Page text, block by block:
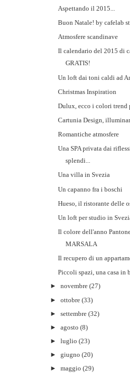
Aspettando il 2015...
Buon Natale! by cafelab
Atmosfere scandinave
Il calendario del 2015 di
GRATIS!
Un loft dai toni caldi ad
Christmas Inspiration
Dulux, ecco i colori trend
Cartunia Design,
Romantiche atmosfere
Una SPA privata dai
splendi...
Una villa in Svezia
Un capanno fra i boschi
Hueso, il ristorante delle
Un loft per studio in
Il colore dell'anno
MARSALA
Il recupero di un
Piccoli spazi, una casa in
►novembre (27)
►ottobre (33)
►settembre (32)
►agosto (8)
►luglio (23)
►giugno (20)
►maggio (29)